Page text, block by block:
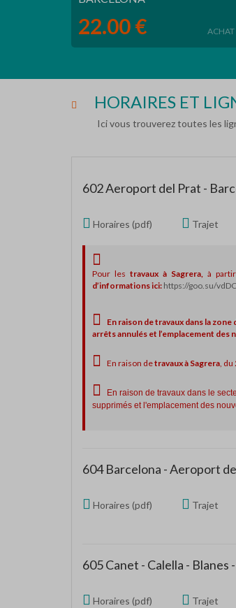
22.00 € ACHAT
HORAIRES ET
Ici vous trouverez toutes les
602 Aeroport del Prat -
Horaires (pdf) Trajet
Pour lestravaux à Sagrera, à
d’informations ici: https://goo.su/
En raison de travaux dans la zone
arrêts annulés et l’emplacement des
En raison detravaux à Sagrera, du
En raison de travaux dans le
supprimés et l'emplacement des
604 Barcelona - Aeroport
Horaires (pdf) Trajet
605 Canet - Calella -
Horaires (pdf) Trajet